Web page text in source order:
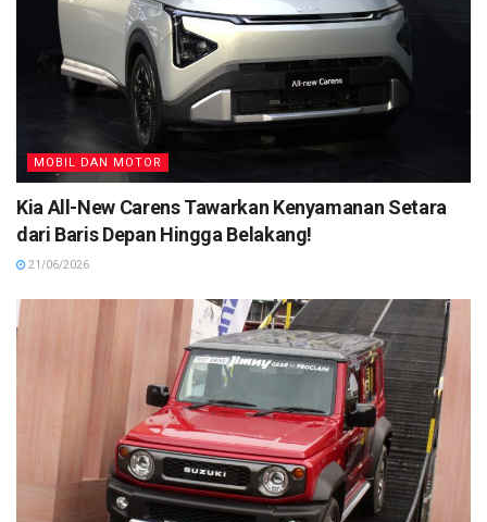
MOBIL DAN MOTOR
Kia All-New Carens Tawarkan Kenyamanan Setara
dari Baris Depan Hingga Belakang!
21/06/2026